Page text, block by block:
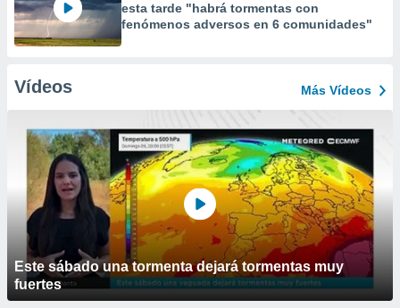
esta tarde "habrá tormentas con
fenómenos adversos en 6 comunidades"
Vídeos Más Vídeos
Este sábado una tormenta dejará tormentas muy
fuertes